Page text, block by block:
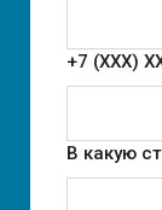
+7 (XXX)
В какую